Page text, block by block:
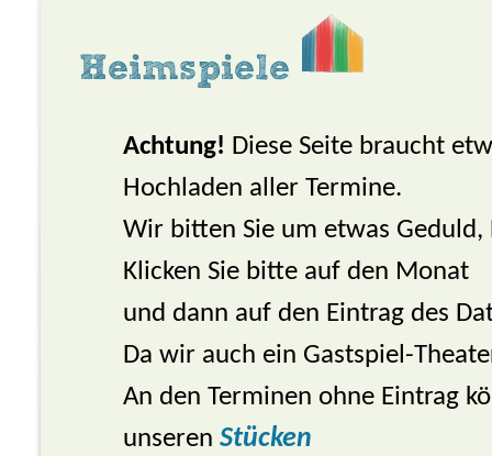
Heimspiele
Achtung! Diese Seite braucht
Hochladen aller Termine.
Wir bitten Sie um etwas Geduld,
Klicken Sie bitte auf den Monat
und dann auf den Eintrag des
Da wir auch ein Gastspiel-
An den Terminen ohne Eintrag
unseren Stücken